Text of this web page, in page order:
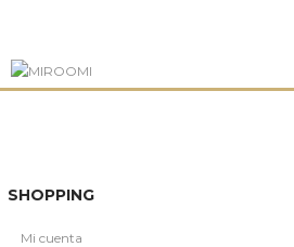
SHOPPING
Mi cuenta